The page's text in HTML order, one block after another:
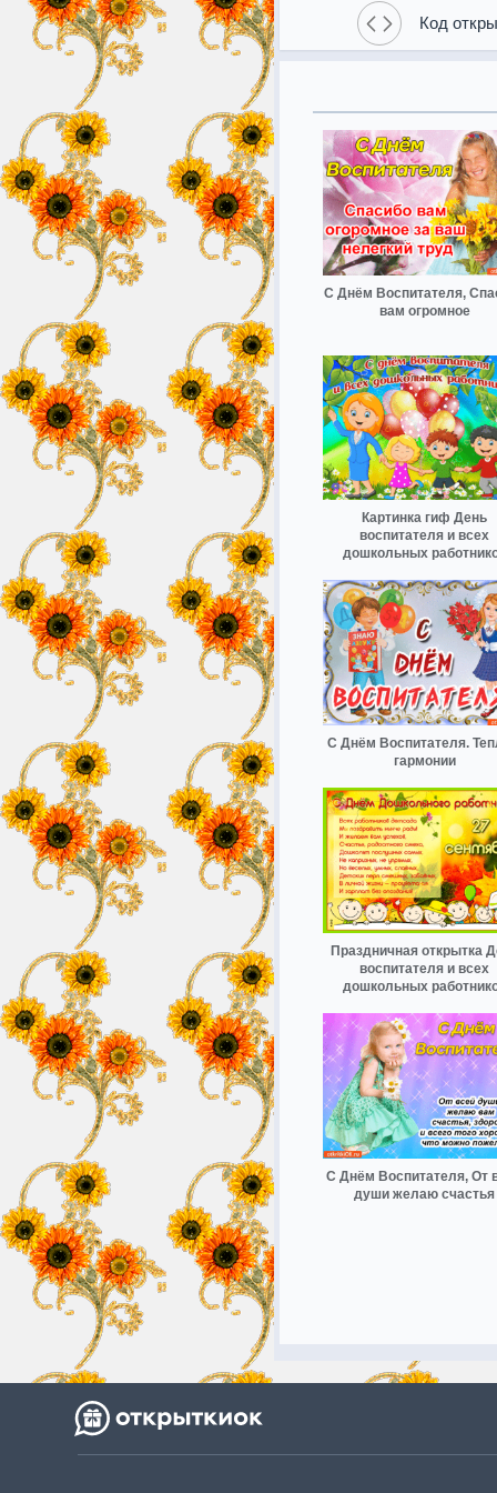
Код
С Днём Воспитателя,
вам огромное
Картинка гиф День
воспитателя и всех
дошкольных
С Днём Воспитателя.
гармонии
Праздничная открытка
воспитателя и всех
дошкольных
С Днём Воспитателя, От
души желаю счастья